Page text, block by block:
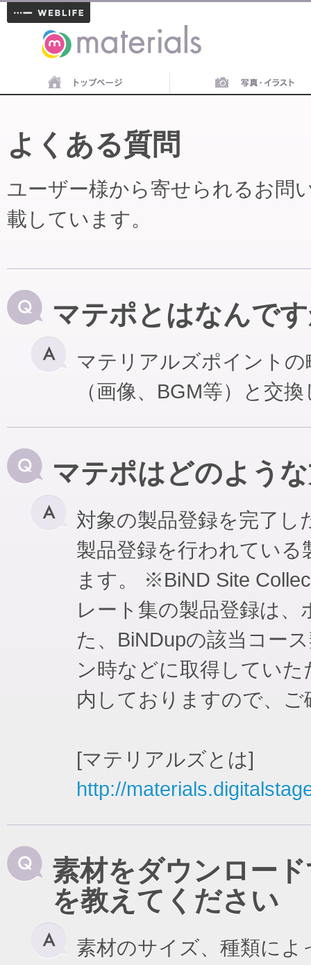
materials
よくある質問
ユーザー様から寄せられるお問
載しています。
マテポとはなんで
マテリアルズポイント
（画像、BGM等）と交
マテポはどのよう
対象の製品登録を完了
製品登録を行われてい
ます。 ※BiND Site
レート集の製品登録は
た、BiNDupの該当コー
ン時などに取得してい
内しておりますので、
[マテリアルズとは]
http://
素材をダウンロー
を教えてください
素材のサイズ、種類に